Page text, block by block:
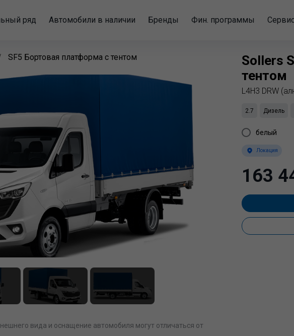
ряд Автомобили в наличии Бренды Фин. программы
SF5 Бортовая платформа с тентом
вида и оснащение автомобиля могут отличаться от
Sollers
тентом
L4H3 DRW
2.7 Дизель
белый
Локация
163